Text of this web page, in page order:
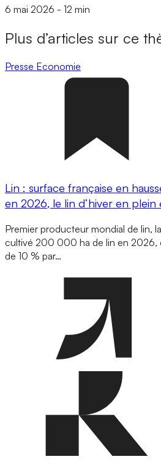
6 mai 2026 - 12 min
Plus d’articles sur ce
Presse Economie
Lin : surface française en
en 2026, le lin d’hiver en plein
Premier producteur mondial de lin,
cultivé 200 000 ha de lin en 2026,
de 10 % par…